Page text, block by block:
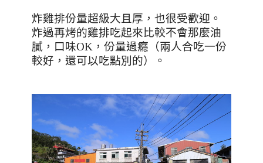
炸雞排份量超級大且厚，也很受歡迎。
炸過再烤的雞排吃起來比較不會那麼油
膩，口味OK ，份量過癮（兩人合吃一份
較好，還可以吃點別的）。